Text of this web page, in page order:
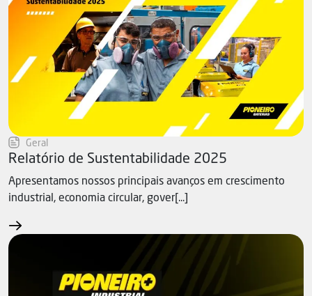
Geral
Relatório de Sustentabilidade 2025
Apresentamos nossos principais avanços em crescimento
industrial, economia circular, gover[...]